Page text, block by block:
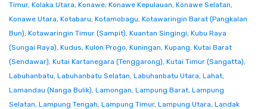
Timur, Kolaka Utara, Konawe, Konawe Kepulauan, Konawe Selatan,
Konawe Utara, Kotabaru, Kotamobagu, Kotawaringin Barat (Pangkalan
Bun), Kotawaringin Timur (Sampit), Kuantan Singingi, Kubu Raya
(Sungai Raya), Kudus, Kulon Progo, Kuningan, Kupang, Kutai Barat
(Sendawar), Kutai Kartanegara (Tenggarong), Kutai Timur (Sangatta),
Labuhanbatu, Labuhanbatu Selatan, Labuhanbatu Utara, Lahat,
Lamandau (Nanga Bulik), Lamongan, Lampung Barat, Lampung
Selatan, Lampung Tengah, Lampung Timur, Lampung Utara, Landak